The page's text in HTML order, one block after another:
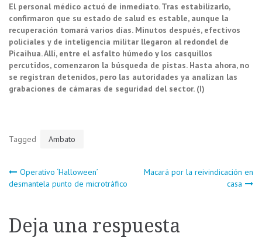
El personal médico actuó de inmediato. Tras estabilizarlo,
confirmaron que su estado de salud es estable, aunque la
recuperación tomará varios días. Minutos después, efectivos
policiales y de inteligencia militar llegaron al redondel de
Picaihua. Allí, entre el asfalto húmedo y los casquillos
percutidos, comenzaron la búsqueda de pistas. Hasta ahora, no
se registran detenidos, pero las autoridades ya analizan las
grabaciones de cámaras de seguridad del sector. (I)
Tagged Ambato
Navegación
entradas
Operativo ‘Halloween’
desmantela punto de microtráfico
Macará por la reivindicación en
casa
Deja una respuesta